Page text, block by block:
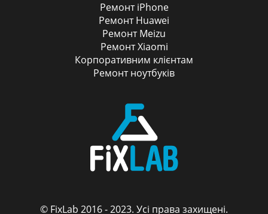
Ремонт iPhone
Ремонт Huawei
Ремонт Meizu
Ремонт Xiaomi
Корпоративним клієнтам
Ремонт ноутбуків
© FixLab 2016 - 2023. Усі права захищені.